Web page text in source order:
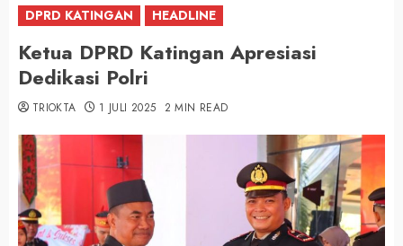
DPRD KATINGAN HEADLINE
Ketua DPRD Katingan Apresiasi
Dedikasi Polri
TRIOKTA 1 JULI 2025 2 MIN READ